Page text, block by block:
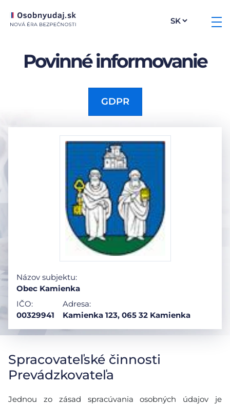
Povinné informovanie
GDPR
Názov subjektu:
Obec Kamienka
IČO:
00329941
Adresa:
Kamienka 123, 065 32 Kamienka
Spracovateľské činnosti
Prevádzkovateľa
Jednou zo zásad spracúvania osobných údajov je